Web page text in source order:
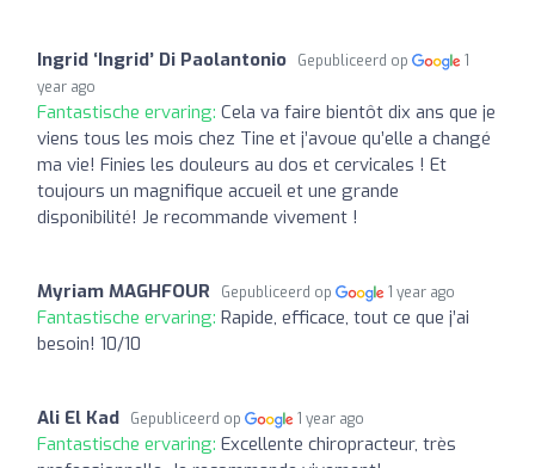
Ingrid ‘Ingrid’ Di Paolantonio Gepubliceerd op
1
year ago
Fantastische ervaring: Cela va faire bientôt dix ans que je
viens tous les mois chez Tine et j’avoue qu’elle a changé
ma vie! Finies les douleurs au dos et cervicales ! Et
toujours un magnifique accueil et une grande
disponibilité! Je recommande vivement !
Myriam MAGHFOUR Gepubliceerd op 1 year ago
Fantastische ervaring: Rapide, efficace, tout ce que j’ai
besoin! 10/10
Ali El Kad Gepubliceerd op 1 year ago
Fantastische ervaring: Excellente chiropracteur, très